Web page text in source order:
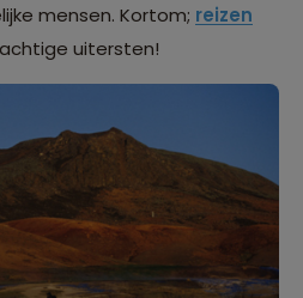
mensen. Kortom; reizen
uitersten!